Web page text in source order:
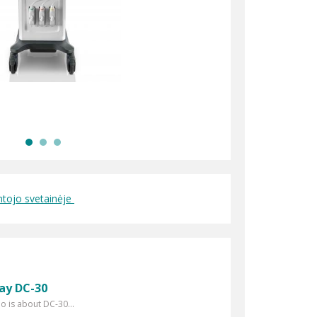
svetainėje
DC-30
is about DC-30...